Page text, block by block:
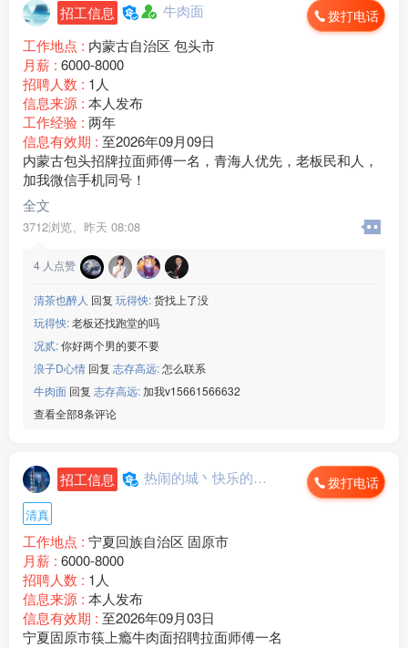
[玫瑰]生产：空调洗衣机
[玫瑰]班次：两班倒
[玫瑰]食宿：可住宿有福利餐
[玫瑰]薪资：19元/小时
微信：www235350
———————————
☑️ 广东区域工厂☑️
———————————
深圳打印机厂】
[玫瑰]年龄： 16-50 周岁
[玫瑰]生产：打印机
[玫瑰]班次：两班倒
[玫瑰]薪资：18/小时/月工时330
微信：www235350
———————————
东莞手机配件厂】
[玫瑰]年龄： 16-50 周岁
[玫瑰]生产：手机配件
[玫瑰]班次：两班倒
[玫瑰]食宿：包吃包住
[玫瑰]薪资：18/小时/月工时330
惠州路由器厂】
[玫瑰]年龄： 16-50 周岁
[玫瑰]生产：路由器设备
[玫瑰]班次：两班倒
[玫瑰]食宿：包吃包住
[玫瑰]薪资：18/小时/月工时320
微信：www235350
招工信息 牛肉面 拨打电话
工作地点 : 内蒙古自治区 包头市
月薪 : 6000-8000
招聘人数 : 1人
信息来源 : 本人发布
工作经验 : 两年
信息有效期 : 至2026年09月09日
内蒙古包头招牌拉面师傅一名，青海人优先，老板民和人，
加我微信手机同号！
全文
3712浏览、 昨天 08:08
4 人点赞
清茶也醉人 回复 玩得怏:货找上了没
玩得怏:老板还找跑堂的吗
况贰:你好两个男的要不要
浪子D心情 回复 志存高远:怎么联系
牛肉面 回复 志存高远:加我v15661566632
查看全部8条评论
招工信息 热闹的城丶快乐的心... 拨打电话
清真
工作地点 : 宁夏回族自治区 固原市
月薪 : 6000-8000
招聘人数 : 1人
信息来源 : 本人发布
信息有效期 : 至2026年09月03日
宁夏固原市筷上瘾牛肉面招聘拉面师傅一名